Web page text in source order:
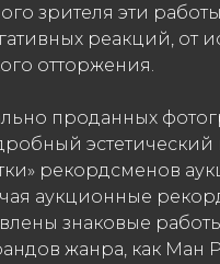
зрителя эти
реакций, от
отторжения.
проданных
рекордсменов
аукционные
знаковые
жанра, как